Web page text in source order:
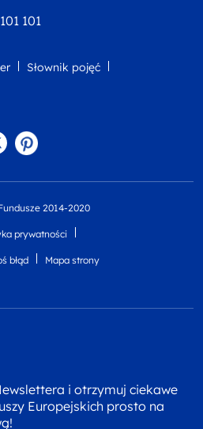
101
Słownik pojęć
twitterPinterest
2014-2020
prywatności
błąd Mapa strony
i otrzymuj ciekawe
Europejskich prosto na